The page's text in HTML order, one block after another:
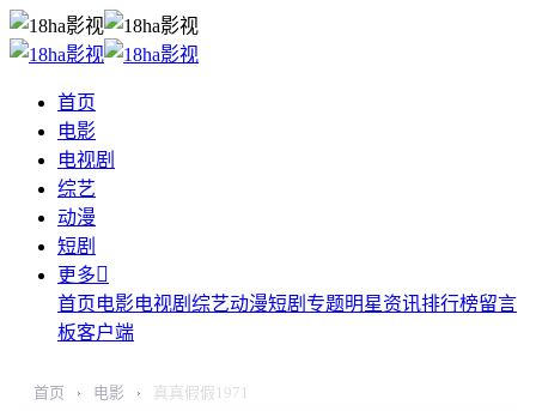
首页
电影
电视剧
综艺
动漫
短剧
更多
首页电影电视剧 综艺动漫短剧 专题明星资讯排行榜留言
板客户端
首页 › 电影 › 真真假假1971